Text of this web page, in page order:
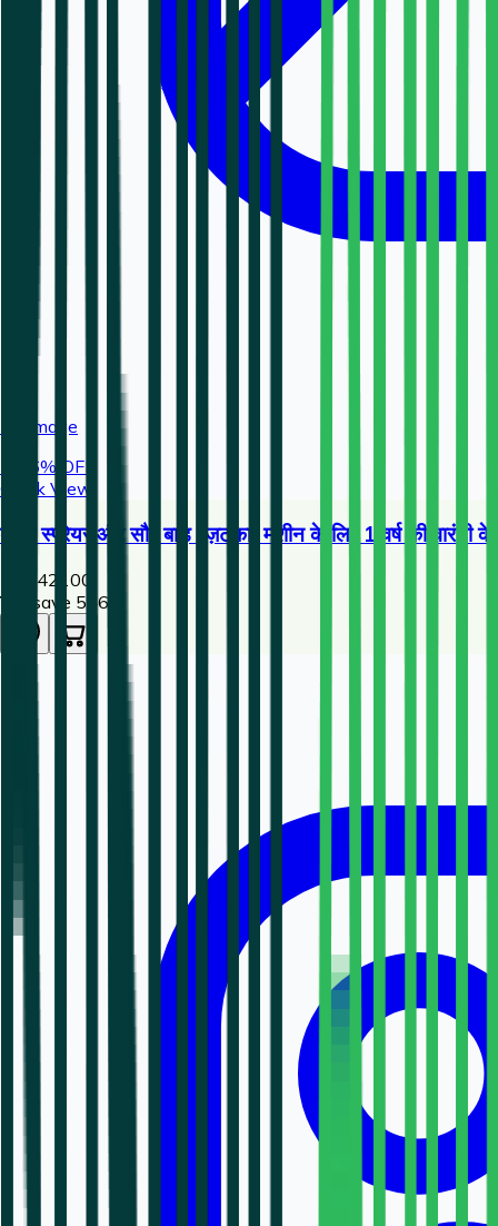
No Image
26% OFF
Quick View
बैटरी स्प्रेयर और सौर बाड़ (ज़टका) मशीन के लिए 1 वर्ष की
1,5542100
You save ₹ 546